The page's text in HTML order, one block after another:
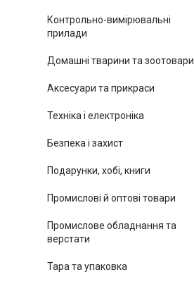
Контрольно-вимірювальні
прилади
Домашні тварини та зоотовари
Аксесуари та прикраси
Техніка і електроніка
Безпека і захист
Подарунки, хобі, книги
Промислові й оптові товари
Промислове обладнання та
верстати
Тара та упаковка